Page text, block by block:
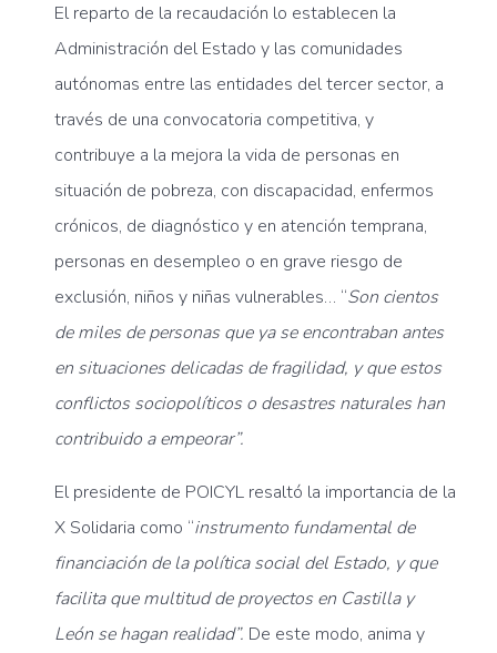
El reparto de la recaudación lo establecen la
Administración del Estado y las comunidades
autónomas entre las entidades del tercer sector, a
través de una convocatoria competitiva, y
contribuye a la mejora la vida de personas en
situación de pobreza, con discapacidad, enfermos
crónicos, de diagnóstico y en atención temprana,
personas en desempleo o en grave riesgo de
exclusión, niños y niñas vulnerables… “Son cientos
de miles de personas que ya se encontraban antes
en situaciones delicadas de fragilidad, y que estos
conflictos sociopolíticos o desastres naturales han
contribuido a empeorar”.
El presidente de POICYL resaltó la importancia de la
X Solidaria como “instrumento fundamental de
financiación de la política social del Estado, y que
facilita que multitud de proyectos en Castilla y
León se hagan realidad”. De este modo, anima y